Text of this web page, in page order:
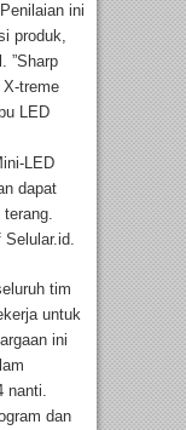
ini
produk,
”Sharp
treme
LED
LED
dapat
Selular.id.
tim
untuk
ini
nanti.
dan